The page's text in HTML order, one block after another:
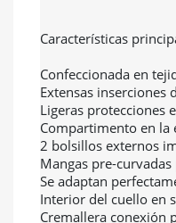
Características
Confeccionada en
Extensas
Ligeras protecciones
Compartimento en la
2 bolsillos externos
Mangas pre-
Se adaptan
Interior del cuello en
Cremallera conexión